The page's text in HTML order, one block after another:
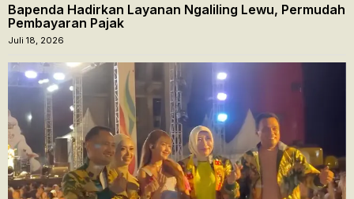
Bapenda Hadirkan Layanan Ngaliling Lewu, Permudah
Pembayaran Pajak
Juli 18, 2026